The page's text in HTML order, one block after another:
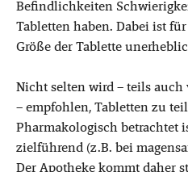
Befindlichkeiten
Tabletten haben. Dabei ist
Größe der Tablette
Nicht selten wird – teils
– empfohlen, Tabletten zu
Pharmakologisch betrachtet
zielführend (z.B. bei
Der Apotheke kommt daher